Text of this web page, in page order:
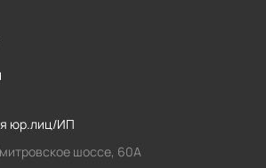
юр.лиц/ИП
шоссе, 60А